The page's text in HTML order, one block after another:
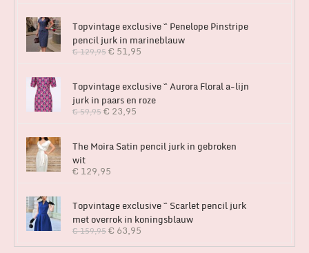
Topvintage exclusive ~ Penelope Pinstripe
pencil jurk in marineblauw
€129,95€ 51,95
Topvintage exclusive ~ Aurora Floral a-lijn
jurk in paars en roze
€59,95€ 23,95
The Moira Satin pencil jurk in gebroken
wit
€ 129,95
Topvintage exclusive ~ Scarlet pencil jurk
met overrok in koningsblauw
€159,95€ 63,95